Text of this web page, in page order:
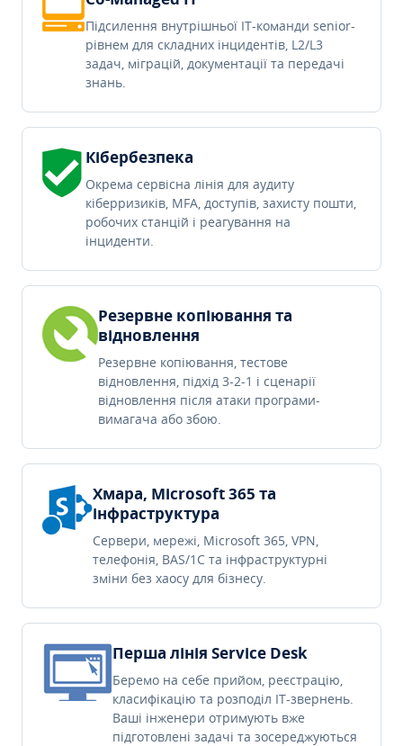
Підсилення внутрішньої IT-команди senior-
рівнем для складних інцидентів, L2/L3
задач, міграцій, документації та передачі
знань.
Кібербезпека
Окрема сервісна лінія для аудиту
кіберризиків, MFA, доступів, захисту пошти,
робочих станцій і реагування на
інциденти.
Резервне копіювання та
відновлення
Резервне копіювання, тестове
відновлення, підхід 3-2-1 і сценарії
відновлення після атаки програми-
вимагача або збою.
Хмара, Microsoft 365 та
інфраструктура
Сервери, мережі, Microsoft 365, VPN,
телефонія, BAS/1C та інфраструктурні
зміни без хаосу для бізнесу.
Перша лінія Service Desk
Беремо на себе прийом, реєстрацію,
класифікацію та розподіл IT-звернень.
Ваші інженери отримують вже
підготовлені задачі та зосереджуються